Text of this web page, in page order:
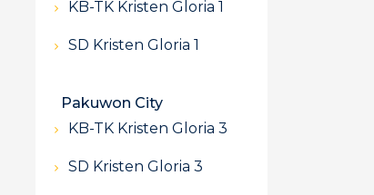
KB-TK Kristen Gloria 1
SD Kristen Gloria 1
Pakuwon City
KB-TK Kristen Gloria 3
SD Kristen Gloria 3